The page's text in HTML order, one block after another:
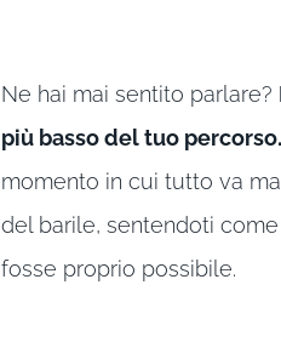
Ne hai mai sentito parlare?
più basso del tuo percorso.
momento in cui tutto va
del barile, sentendoti
fosse proprio possibile.